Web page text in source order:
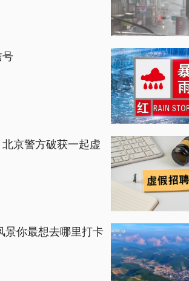
号
京警方破获一起虚
景你最想去哪里打卡